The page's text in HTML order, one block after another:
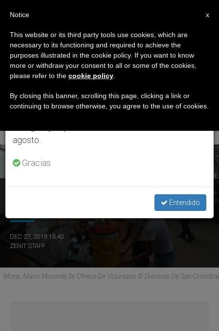
ETIQUETA
Posts Tagged
‘parroquia De San
Miguel Arcángel’
ÚLTIMAS NOTICIAS
DEC 27, 2019 15:40
ZENIT STAFF
Mons. Mario Moronta Se Ofrece De Voluntario © Diócesis De San Cristóbal
×
Aviso importante
Del 27 de julio al 7 de agosto haremos la pausa
anual, aprovechando que en el periodo de verano
se generan menos informaciones y también el
agosto.
Gracias.
Entendido
x
Notice
This website or its third party tools use cookies, which are
necessary to its functioning and required to achieve the
purposes illustrated in the cookie policy. If you want to know
more or withdraw your consent to all or some of the cookies,
please refer to the cookie policy
By closing this banner, scrolling this page, clicking a link or
continuing to browse otherwise, you agree to the use of cookies.